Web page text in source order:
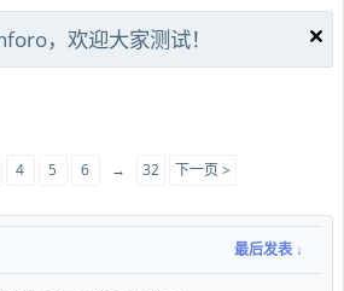
，欢迎大家测试！
4 5 6 → 32 下一页 >
最后发表 ↓